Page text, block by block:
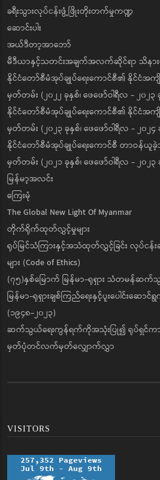
ခရီးသွားလုပ်ငန်းဖွံ့ဖြိုးတိုးတက်မှုကဏ္ဍ
ဆောင်းပါး
အယ်ဒီတာ့အာဘော်
မီဒီယာနှင့်သတင်းအချက်အလက်ဆိုင်ရာ သိနာ
နိုင်ငံတော်စီမံအုပ်ချုပ်ရေးကောင်စီ၏ နိုင်ငံအ
မှတ်တမ်း (၂၀၂၂ ခုနှစ်၊ ဖေဖော်ဝါရီလ - ၂၀၂၃
နိုင်ငံတော်စီမံအုပ်ချုပ်ရေးကောင်စီ၏ နိုင်ငံအ
မှတ်တမ်း (၂၀၂၃ ခုနှစ်၊ ဖေဖော်ဝါရီလ - ၂၀၂၄
နိုင်ငံတော်စီမံအုပ်ချုပ်ရေးကောင်စီ တာဝ
မှတ်တမ်း (၂၀၂၁ ခုနှစ်၊ ဖေဖော်ဝါရီလ - ၂၀၂
မြန်မာ့အလင်း
ကြေးမုံ
The Global New Light Of Myanmar
တိုက်ရိုက်ထုတ်လွှင့်မှုများ
ရုပ်မြင်သံကြားနှင့်အသံထုတ်လွှင့်ခြင်း လုပ်င
များ (Code of Ethics)
(၇၅)နှစ်မြောက် မြန်မာ-ရုရှား သံတမန်
မြန်မာ-ရုရှားချစ်ကြည်ရေးနှင့်ပူးပေါင်းဆ
(၁၉၄၈-၂၀၂၃)
ဆက်သွယ်ရေးကွန်ရက်ကိုအသုံးပြု၍ ရုပ်ရှင်ကာ
မှတ်ပုံတင်လက်မှတ်လျှောက်လွှာ
VISITORS